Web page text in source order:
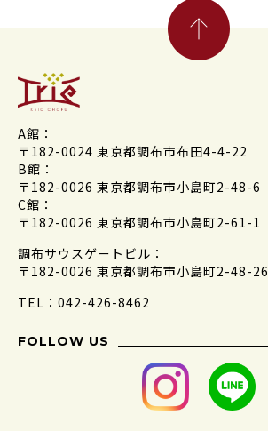
A館：
〒182-0024 東京都調布市布田4-4-22
B館：
〒182-0026 東京都調布市小島町2-48-6
C館：
〒182-0026 東京都調布市小島町2-61-1
調布サウスゲートビル：
〒182-0026 東京都調布市小島町2-48-26
TEL：042-426-8462
FOLLOW US